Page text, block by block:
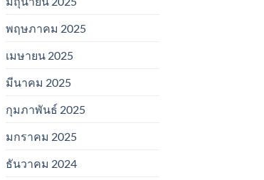
พฤษภาคม 2025
เมษายน 2025
มีนาคม 2025
กุมภาพันธ์ 2025
มกราคม 2025
ธันวาคม 2024